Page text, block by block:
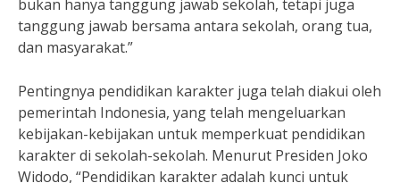
bukan hanya tanggung jawab sekolah, tetapi juga
tanggung jawab bersama antara sekolah, orang tua,
dan masyarakat.”
Pentingnya pendidikan karakter juga telah diakui oleh
pemerintah Indonesia, yang telah mengeluarkan
kebijakan-kebijakan untuk memperkuat pendidikan
karakter di sekolah-sekolah. Menurut Presiden Joko
Widodo, “Pendidikan karakter adalah kunci untuk